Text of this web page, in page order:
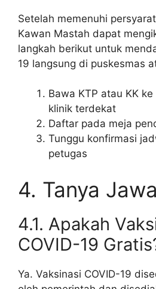
Setelah memenuhi
Kawan Mastah dapat
langkah berikut untuk
19 langsung di puskesmas
Bawa KTP atau KK
klinik terdekat
Daftar pada meja
Tunggu konfirmasi
petugas
4. Tanya
4.1. Apakah
COVID-19
Ya. Vaksinasi COVID-19